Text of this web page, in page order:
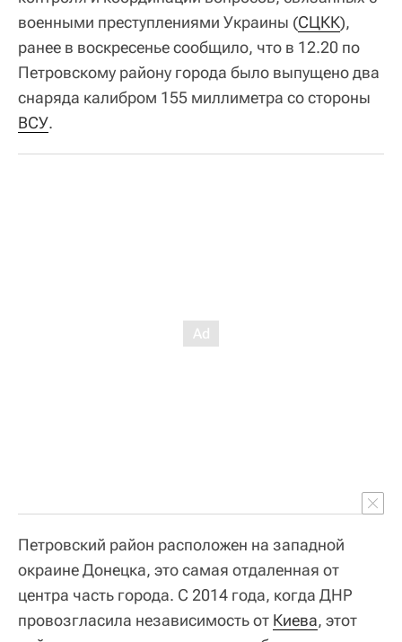
военными преступлениями Украины (СЦКК),
ранее в воскресенье сообщило, что в 12.20 по
Петровскому району города было выпущено два
снаряда калибром 155 миллиметра со стороны
ВСУ.
Петровский район расположен на западной
окраине Донецка, это самая отдаленная от
центра часть города. С 2014 года, когда ДНР
провозгласила независимость от Киева, этот